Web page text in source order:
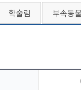
학술림 부속동